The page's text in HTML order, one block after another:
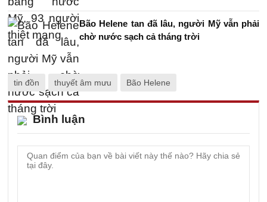
Bão Helene tan đã lâu, người Mỹ vẫn phải
chờ nước sạch cả tháng trời
tin đồn thuyết âm mưu Bão Helene
Bình luận